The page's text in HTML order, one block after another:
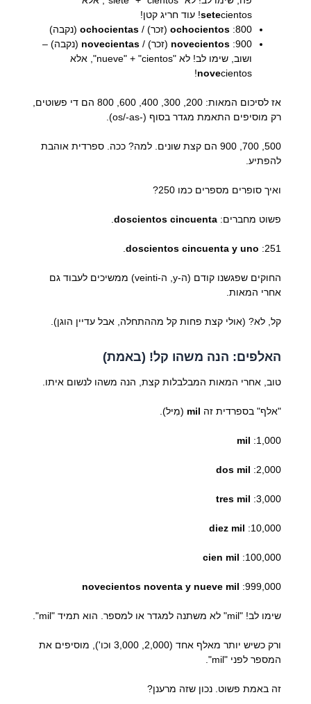
setecientos! עוד חריג קטן!
800:
ochocientos(זכר) / ochocientas(נקבה)
900:
novecientos (זכר) / novecientas (נקבה) –
ושוב, שימו לב! לא "nueve" + "cientos", אלא
novecientos!
אז לסיכום המאות: 200, 300, 400, 600, 800 הם די פשוטים,
רק מוסיפים התאמת מגדר בסוף (-os/-as).
500, 700, 900 הם קצת שונים. למה? ככה. ספרדית אוהבת
להפתיע.
ואיך סופרים מספרים כמו 250?
פשוט מחברים: doscientos cincuenta
.
251:
doscientos cincuenta y uno
.
החוקים שפגשנו קודם (ה-y, ה-veinti) ממשיכים לעבוד גם
אחרי המאות.
קל, לא? (אולי קצת פחות קל מההתחלה, אבל עדיין הוגן).
האלפים: הנה משהו קל! (באמת)
טוב, אחרי המאות המבלבלות קצת, הנה משהו לנשום איתו.
"אלף" בספרדית זה mil (מִיל).
1,000:
mil
2,000:
dos mil
3,000:
tres mil
10,000:
diez mil
100,000:
cien mil
999,000:
novecientos noventa y nueve mil
שימו לב! "mil" לא משתנה למגדר או למספר. הוא תמיד "mil".
ורק כשיש יותר מאלף אחד (2,000, 3,000 וכו'), מוסיפים את
המספר לפני "mil".
זה באמת פשוט. נכון שזה מרענן?